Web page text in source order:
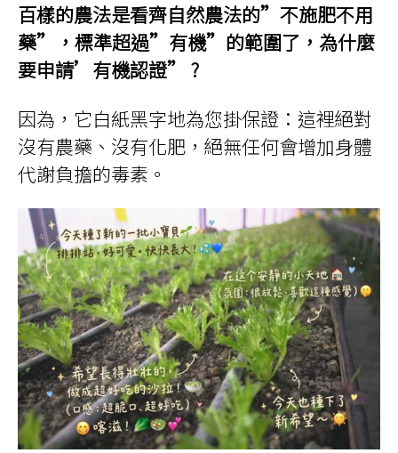
百樣的農法是看齊自然農法的”不施肥不用
藥”，標準超過”有機”的範圍了，為什麼
要申請’有機認證” ?
因為，它白紙黑字地為您掛保證：這裡絕對
沒有農藥、沒有化肥，絕無任何會增加身體
代謝負擔的毒素。